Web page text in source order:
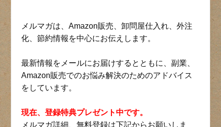
メルマガは、Amazon販売、卸問屋仕入れ、外注
化、節約情報を中心にお伝えします。
最新情報をメールにお届けするとともに、副業、
Amazon販売でのお悩み解決のためのアドバイス
をしています。
現在、登録特典プレゼント中です。
メルマガ詳細、無料登録は下記からお願いしま